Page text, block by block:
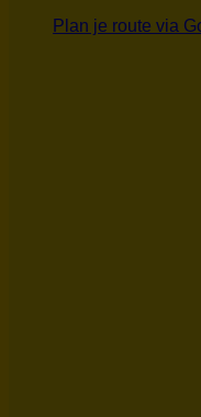
Plan je route via